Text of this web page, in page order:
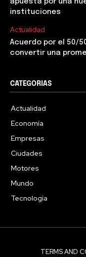
instituciones
Actualidad
Acuerdo por el 50/
convertir una
CATEGORIAS
Actualidad
Economía
Empresas
Ciudades
Motores
Mundo
Tecnología
TERMS AND